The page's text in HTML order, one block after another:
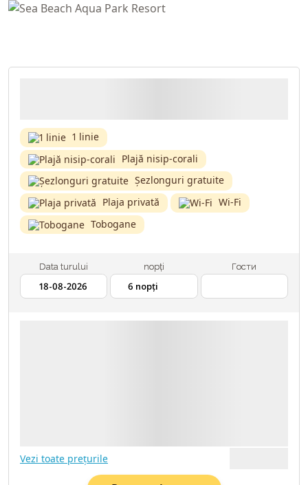
1 linie
Plajă nisip-corali
Șezlonguri gratuite
Plaja privată
Wi-Fi
Tobogane
Data turului nopți Гости
Vezi toate prețurile